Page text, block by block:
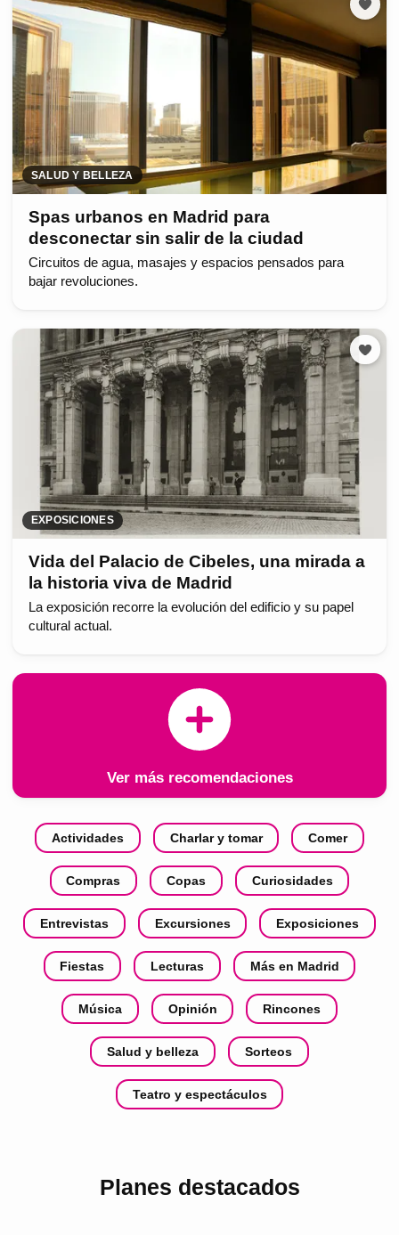
SALUD Y BELLEZA
Spas urbanos en Madrid para
desconectar sin salir de la ciudad
Circuitos de agua, masajes y espacios pensados para
bajar revoluciones.
EXPOSICIONES
Vida del Palacio de Cibeles, una mirada a
la historia viva de Madrid
La exposición recorre la evolución del edificio y su papel
cultural actual.
Ver más recomendaciones
Actividades Charlar y tomar Comer
Compras Copas Curiosidades
Entrevistas Excursiones Exposiciones
Fiestas Lecturas Más en Madrid
Música Opinión Rincones
Salud y belleza Sorteos
Teatro y espectáculos
Planes destacados